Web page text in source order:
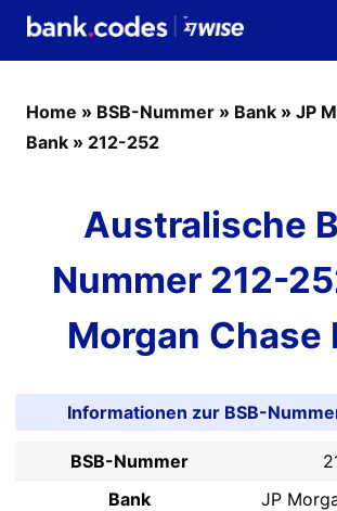
Home » BSB-Nummer » Bank » JP
Bank » 212-252
Australische
Nummer 212-
Morgan Chase
Informationen zur BSB-
BSB-Nummer
Bank
JP